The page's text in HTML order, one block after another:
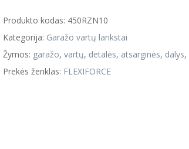
Produkto kodas: 450RZN10
Kategorija: Garažo vartų lankstai
Žymos: garažo, vartų, detalės, atsarginės, dalys,
Prekės ženklas: FLEXIFORCE